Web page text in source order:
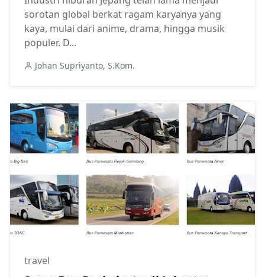
sorotan global berkat ragam karyanya yang
kaya, mulai dari anime, drama, hingga musik
populer. D...
Johan Supriyanto, S.Kom.
travel